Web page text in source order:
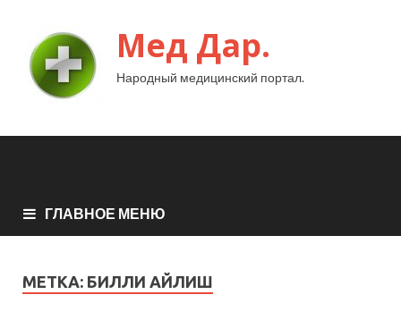
Мед Дар.
Народный медицинский портал.
ГЛАВНОЕ МЕНЮ
МЕТКА: БИЛЛИ АЙЛИШ